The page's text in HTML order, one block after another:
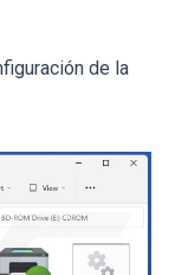
de la